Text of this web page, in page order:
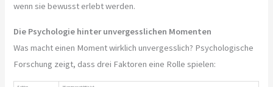
wenn sie bewusst erlebt werden.
Die Psychologie hinter unvergesslichen Momenten
Was macht einen Moment wirklich unvergesslich? Psychologische
Forschung zeigt, dass drei Faktoren eine Rolle spielen: